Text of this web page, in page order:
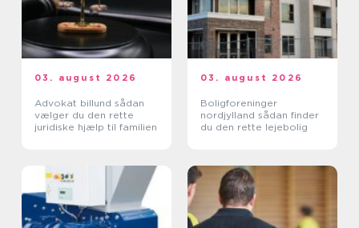
03. august 2026
Advokat billund sådan
vælger du den rette
juridiske hjælp til familien
03. august 2026
Boligforeninger
nordjylland sådan finder
du den rette lejebolig